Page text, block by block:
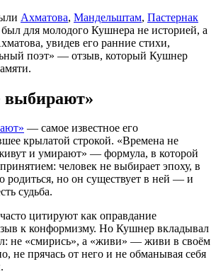
Ахматова, Мандельштам, Пастернак
для молодого Кушнера не историей, а
увидев его ранние стихи,
поэт» — отзыв, который Кушнер
выбирают»
— самое известное его
крылатой строкой. «Времена не
и умирают» — формула, в которой
человек не выбирает эпоху, в
родиться, но он существует в ней — и
судьба.
цитируют как оправдание
к конформизму. Но Кушнер вкладывал
не «смирись», а «живи» — живи в своём
не прячась от него и не обманывая себя